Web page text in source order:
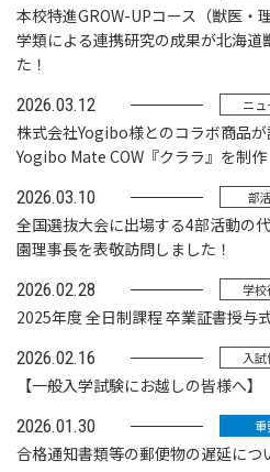
本校特進GROW-UPコース（獣医・
学類による連携研究の成果が北海道
た！
2026.03.12
ニュ
株式会社Yogibo様とのコラボ商品
Yogibo Mate COW『クララ』を制作
2026.03.10
部
全国選抜大会に出場する4部活動の
園理事長を表敬訪問しました！
2026.02.28
学校
2025年度 全日制課程 卒業証書授与
2026.02.16
入
【一般入学試験にお越しの皆様へ】
2026.01.30
重
合格通知書類等の郵便物の遅延につ